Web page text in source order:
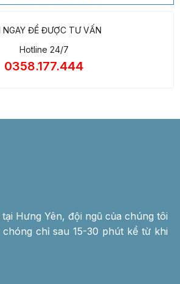
NGAY ĐỂ ĐƯỢC TƯ VẤN
Hotline 24/7
0358.177.444
Hưng Yên, đội ngũ của chúng tôi
chỉ sau 15-30 phút kể từ khi